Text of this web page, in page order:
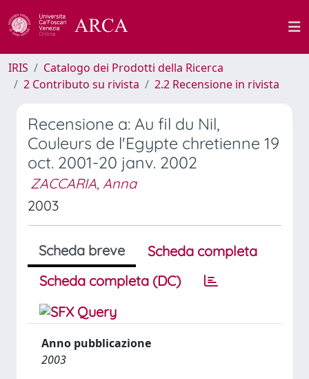
IRIS
Catalogo dei Prodotti della Ricerca
2 Contributo su rivista
2.2 Recensione in rivista
Recensione a: Au fil du Nil,
Couleurs de l'Egypte chretienne 19
oct. 2001-20 janv. 2002
ZACCARIA, Anna
2003
Scheda breve
Scheda completa
Scheda completa (DC)
Anno pubblicazione
2003